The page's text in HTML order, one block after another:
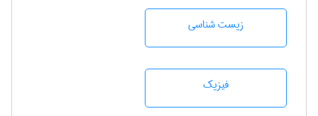
زيست شناسی
فیزیک